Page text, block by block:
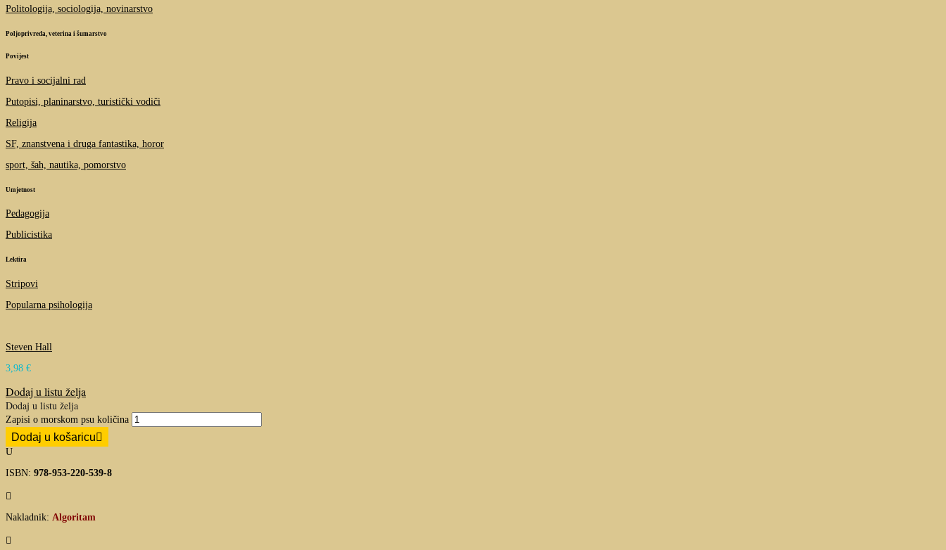
Politologija, sociologija, novinarstvo
Poljoprivreda, veterina i šumarstvo
Povijest
Pravo i socijalni rad
Putopisi, planinarstvo, turistički vodiči
Religija
SF, znanstvena i druga fantastika, horor
sport, šah, nautika, pomorstvo
Umjetnost
Pedagogija
Publicistika
Lektira
Stripovi
Popularna psihologija
Steven Hall
3,98 €
Dodaj u listu želja
Dodaj u listu želja
Zapisi o morskom psu količina
Dodaj u košaricu
U
ISBN: 978-953-220-539-8

Nakladnik: Algoritam
